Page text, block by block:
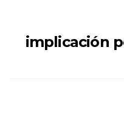
implicación